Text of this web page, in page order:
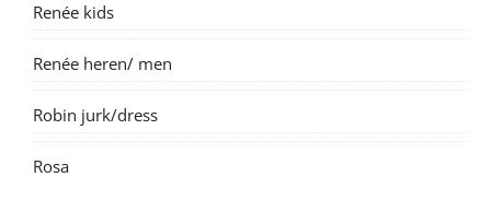
Renée kids
Renée heren/ men
Robin jurk/dress
Rosa